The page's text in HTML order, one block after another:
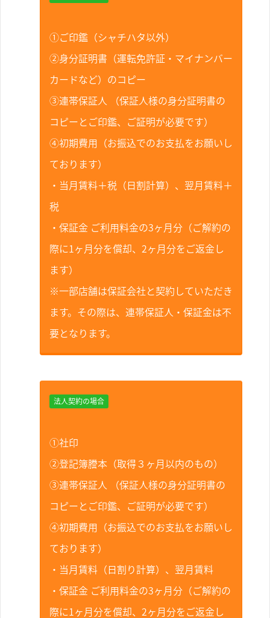
①ご印鑑（シャチハタ以外）
②身分証明書（運転免許証・マイナンバー
カードなど）のコピー
③連帯保証人 （保証人様の身分証明書の
コピーとご印鑑、ご証明が必要です）
④初期費用（お振込でのお支払をお願いし
ております）
・当月賃料＋税（日割計算）、翌月賃料＋
税
・保証金 ご利用料金の3ヶ月分（ご解約の
際に1ヶ月分を償却、2ヶ月分をご返金し
ます）
※一部店舗は保証会社と契約していただき
ます。その際は、連帯保証人・保証金は不
要となります。
法人契約の場合
①社印
②登記簿謄本（取得３ヶ月以内のもの）
③連帯保証人 （保証人様の身分証明書の
コピーとご印鑑、ご証明が必要です）
④初期費用（お振込でのお支払をお願いし
ております）
・当月賃料（日割り計算）、翌月賃料
・保証金 ご利用料金の3ヶ月分（ご解約の
際に1ヶ月分を償却、2ヶ月分をご返金し